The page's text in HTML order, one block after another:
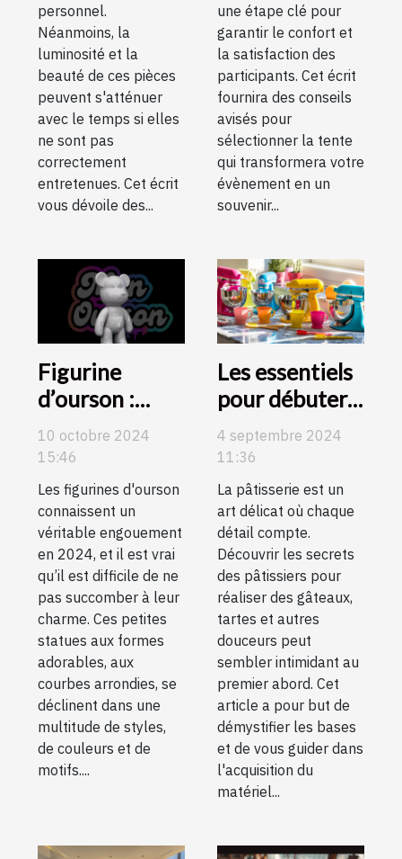
personnel.
Néanmoins, la
luminosité et la
beauté de ces pièces
peuvent s'atténuer
avec le temps si elles
ne sont pas
correctement
entretenues. Cet écrit
vous dévoile des...
une étape clé pour
garantir le confort et
la satisfaction des
participants. Cet écrit
fournira des conseils
avisés pour
sélectionner la tente
qui transformera votre
évènement en un
souvenir...
Figurine
d’ourson :
craquez pour
des modèles
haut en
couleur !
10 octobre 2024
15:46
Les figurines d'ourson
connaissent un
véritable engouement
en 2024, et il est vrai
qu’il est difficile de ne
pas succomber à leur
charme. Ces petites
statues aux formes
adorables, aux
courbes arrondies, se
déclinent dans une
multitude de styles,
de couleurs et de
motifs....
Les essentiels
pour débuter
en pâtisserie :
guide d'achat
et conseils
4 septembre 2024
11:36
La pâtisserie est un
art délicat où chaque
détail compte.
Découvrir les secrets
des pâtissiers pour
réaliser des gâteaux,
tartes et autres
douceurs peut
sembler intimidant au
premier abord. Cet
article a pour but de
démystifier les bases
et de vous guider dans
l'acquisition du
matériel...